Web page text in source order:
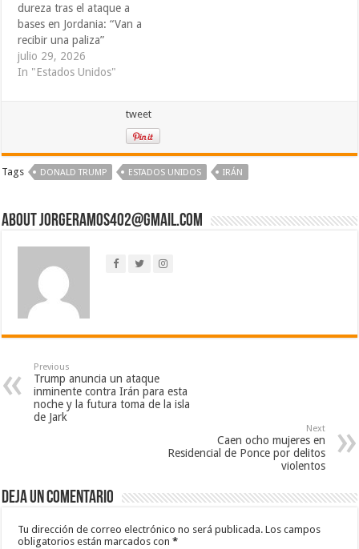
dureza tras el ataque a
bases en Jordania: “Van a
recibir una paliza”
julio 29, 2026
In "Estados Unidos"
tweet
Tags DONALD TRUMP ESTADOS UNIDOS IRÁN
About jorgeramos402@gmail.com
Previous
Trump anuncia un ataque
inminente contra Irán para esta
noche y la futura toma de la isla
de Jark
Next
Caen ocho mujeres en
Residencial de Ponce por delitos
violentos
Deja un comentario
Tu dirección de correo electrónico no será publicada. Los campos
obligatorios están marcados con*